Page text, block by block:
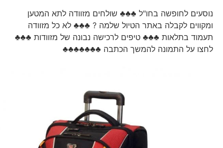
נוסעים לחופשה בחו"ל ♣♣♣ שולחים מזוודה לתא המטען
ומקווים לקבלה באתר הטיול שלמה ? ♣♣♣ לא כל מזוודה
תעמוד בתלאות ♣♣♣ טיפים לרכישה נבונה של מזוודות ♣♣♣
לחצו על התמונה להמשך הכתבה ♣♣♣♣♣♣♣